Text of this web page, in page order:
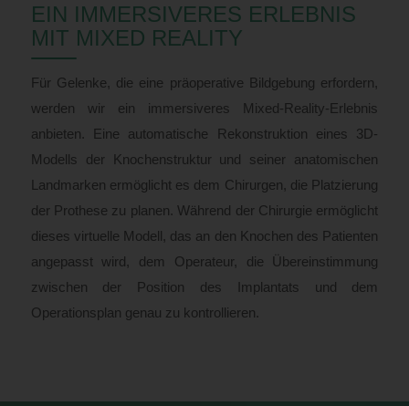
EIN IMMERSIVERES ERLEBNIS
MIT MIXED REALITY
Für Gelenke, die eine präoperative Bildgebung erfordern,
werden wir ein immersiveres Mixed-Reality-Erlebnis
anbieten. Eine automatische Rekonstruktion eines 3D-
Modells der Knochenstruktur und seiner anatomischen
Landmarken ermöglicht es dem Chirurgen, die Platzierung
der Prothese zu planen. Während der Chirurgie ermöglicht
dieses virtuelle Modell, das an den Knochen des Patienten
angepasst wird, dem Operateur, die Übereinstimmung
zwischen der Position des Implantats und dem
Operationsplan genau zu kontrollieren.